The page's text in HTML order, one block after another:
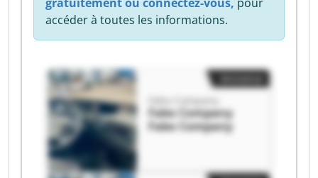
accéder à toutes les informations.
Fabo Company
Fabo Company
Fabo Company